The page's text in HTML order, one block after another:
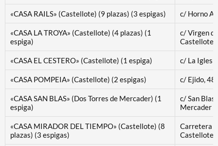
«CASA RAILS» (Castellote) (9 plazas) (3 espigas) c/ Horno
«CASA LA TROYA» (Castellote) (4 plazas) (1
espiga)
c/ Virgen
Castellote
«CASA EL CESTERO» (Castellote) (1 espiga) c/ La
«CASA POMPEIA» (Castellote) (2 espigas) c/ Ejido,
«CASA SAN BLAS» (Dos Torres de Mercader) (1
espiga)
c/ San
Mercader
«CASA MIRADOR DEL TIEMPO» (Castellote) (8
plazas) (3 espigas)
Carretera
Castellote